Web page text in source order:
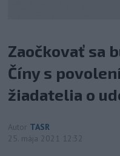
Zaočkovať sa
Číny s
žiadatelia o
Autor TASR
25. mája 2021 12:32